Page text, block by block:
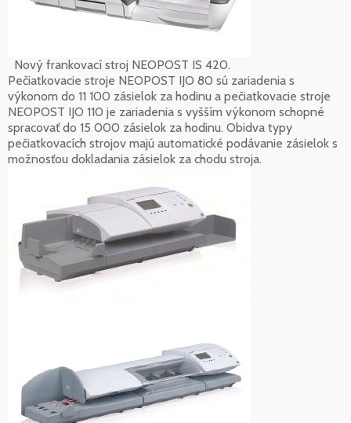
Nový frankovací stroj NEOPOST IS 420.
Pečiatkovacie stroje NEOPOST IJO 80 sú zariadenia s
výkonom do 11 100 zásielok za hodinu a pečiatkovacie stroje
NEOPOST IJO 110 je zariadenia s vyšším výkonom schopné
spracovať do 15 000 zásielok za hodinu. Obidva typy
pečiatkovacích strojov majú automatické podávanie zásielok s
možnosťou dokladania zásielok za chodu stroja.